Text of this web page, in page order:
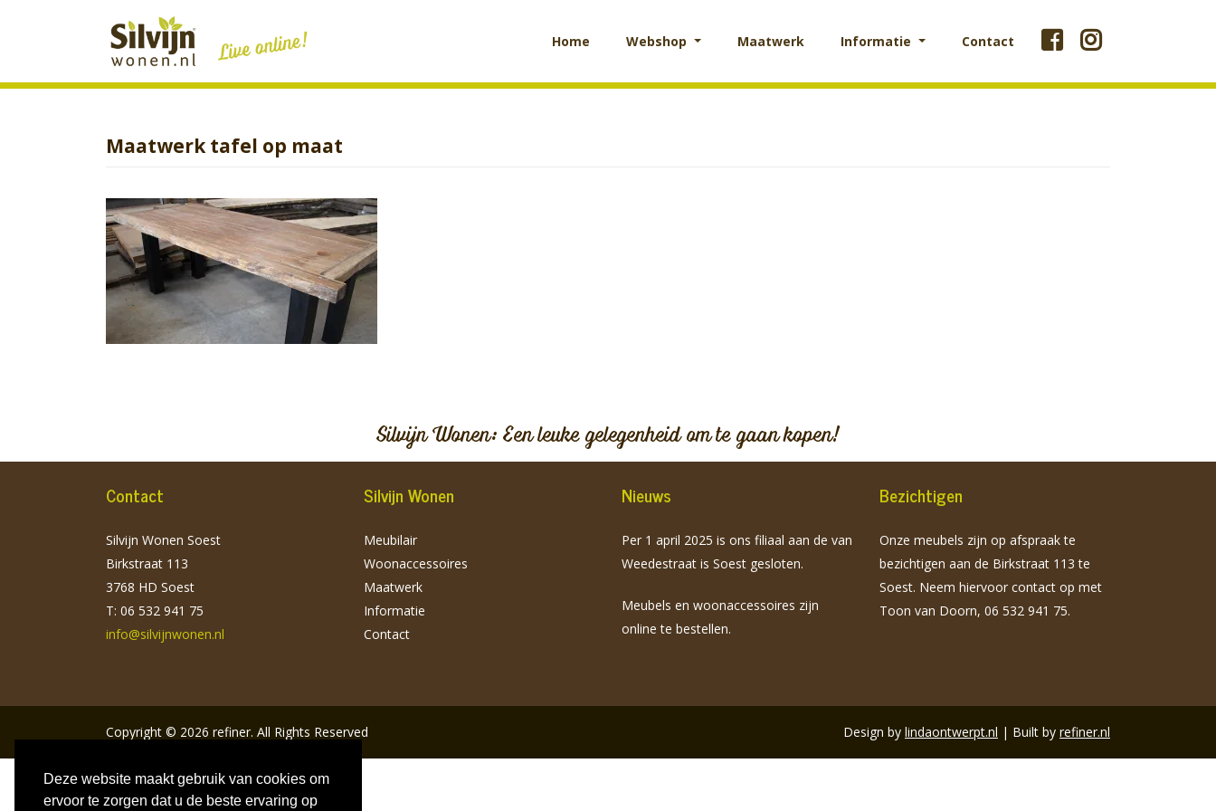
Deze website maakt gebruik van cookies om
ervoor te zorgen dat u de beste ervaring op
Home Webshop Maatwerk Informatie Contact
Maatwerk tafel op maat
Silvijn Wonen: Een leuke gelegenheid om te gaan kopen!
Contact
Silvijn Wonen Soest
Birkstraat 113
3768 HD Soest
T: 06 532 941 75
info@silvijnwonen.nl
Silvijn Wonen
Meubilair
Woonaccessoires
Maatwerk
Informatie
Contact
Nieuws
Per 1 april 2025 is ons filiaal aan de van
Weedestraat is Soest gesloten.
Meubels en woonaccessoires zijn
online te bestellen.
Bezichtigen
Onze meubels zijn op afspraak te
bezichtigen aan de Birkstraat 113 te
Soest. Neem hiervoor contact op met
Toon van Doorn, 06 532 941 75.
Copyright © 2026 refiner. All Rights Reserved Design by lindaontwerpt.nl | Built by refiner.nl